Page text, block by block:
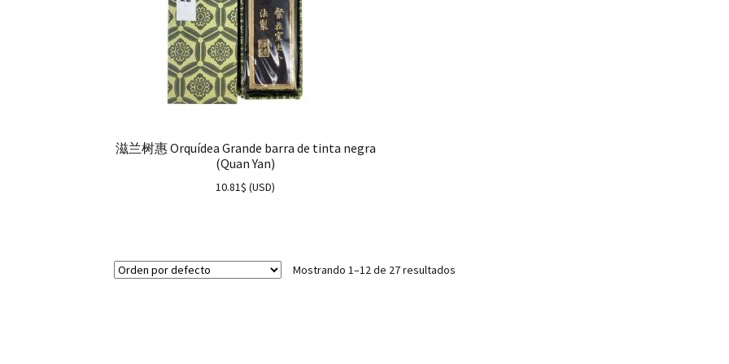
滋兰树惠 Orquídea Grande barra de tinta negra
(Quan Yan)
10.81$ (USD)
Mostrando 1–12 de 27 resultados